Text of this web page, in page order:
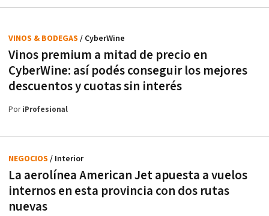
Vinos premium a mitad de precio en
CyberWine: así podés conseguir los mejores
descuentos y cuotas sin interés
VINOS & BODEGAS / CyberWine
PoriProfesional
La aerolínea American Jet apuesta a vuelos
internos en esta provincia con dos rutas
nuevas
NEGOCIOS / Interior